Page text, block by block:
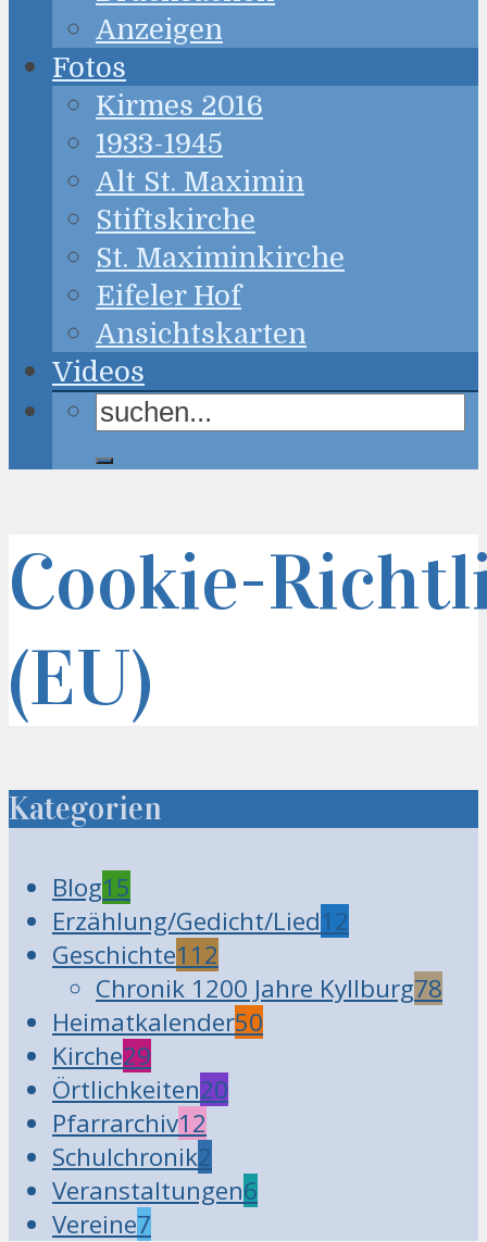
Anzeigen
Fotos
Kirmes 2016
1933-1945
Alt St. Maximin
Stiftskirche
St. Maximinkirche
Eifeler Hof
Ansichtskarten
Videos
Cookie-
(EU)
Kategorien
Blog15
Erzählung/Gedicht/Lied12
Geschichte112
Chronik 1200 Jahre Kyllburg78
Heimatkalender50
Kirche29
Örtlichkeiten20
Pfarrarchiv12
Schulchronik2
Veranstaltungen6
Vereine7